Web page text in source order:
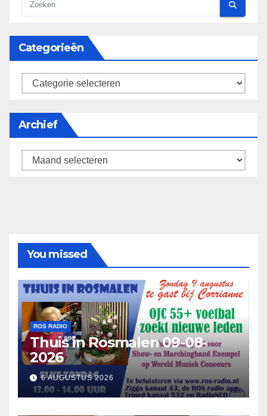
Categorieën
categorieën
Archief
Archief
You missed
ROS RADIO
Thuis in Rosmalen 09-08-
2026
6 AUGUSTUS 2026